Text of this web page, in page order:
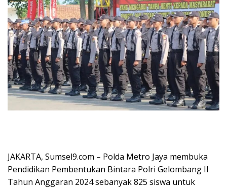
JAKARTA, Sumsel9.com – Polda Metro Jaya membuka
Pendidikan Pembentukan Bintara Polri Gelombang II
Tahun Anggaran 2024 sebanyak 825 siswa untuk